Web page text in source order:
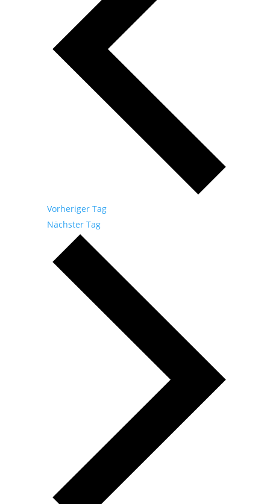
Vorheriger Tag
Nächster Tag